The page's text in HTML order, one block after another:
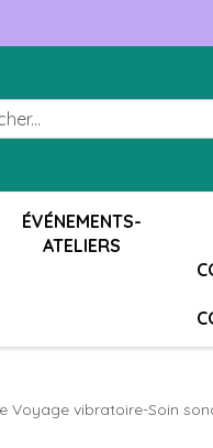
ÉVÉNEMENTS-
ATELIERS
Voyage vibratoire-Soin